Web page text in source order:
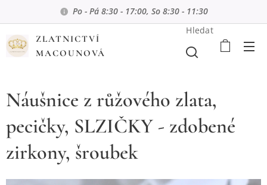
Po - Pá 8:30 - 17:00, So 8:30 - 11:30
ZLATNICTVÍ
MACOUNOVÁ
Hledat
Náušnice z růžového zlata,
pecičky, SLZIČKY - zdobené
zirkony, šroubek